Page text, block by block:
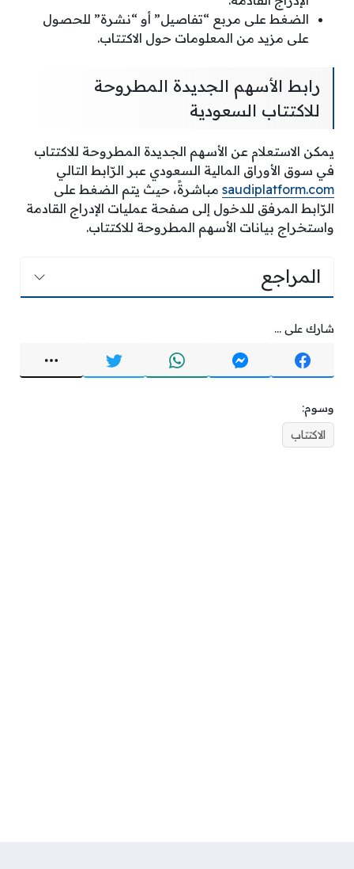
الضغط على مربع “تفاصيل” أو “نشرة” للحصول
على مزيد من المعلومات حول الاكتتاب.
رابط الأسهم الجديدة المطروحة
للاكتتاب السعودية
يمكن الاستعلام عن الأسهم الجديدة المطروحة للاكتتاب
في سوق الأوراق المالية السعودي عبر الرّابط التالي
saudiplatform.com مباشرةً، حيث يتم الضغط على
الرّابط المرفق للدخول إلى صفحة عمليات الإدراج القادمة
واستخراج بيانات الأسهم المطروحة للاكتتاب.
المراجع
شارك على ...
وسوم:
الاكتتاب